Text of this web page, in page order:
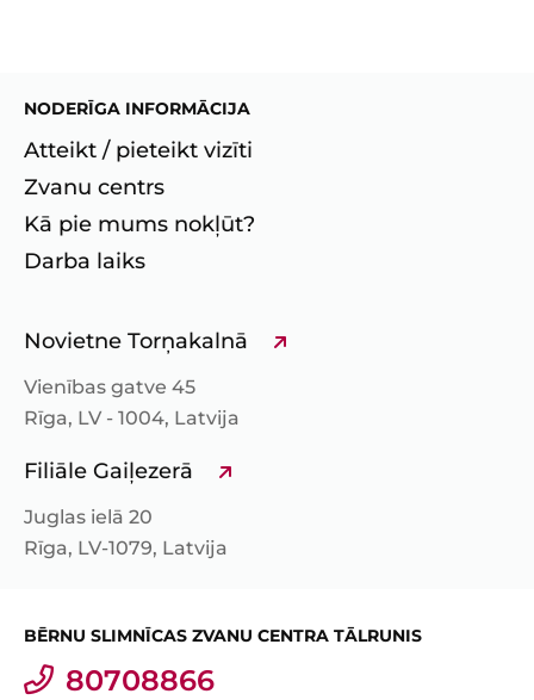
NODERĪGA INFORMĀCIJA
Atteikt / pieteikt vizīti
Zvanu centrs
Kā pie mums nokļūt?
Darba laiks
Novietne Torņakalnā
Vienības gatve 45
Rīga, LV - 1004, Latvija
Filiāle Gaiļezerā
Juglas ielā 20
Rīga, LV-1079, Latvija
BĒRNU SLIMNĪCAS ZVANU CENTRA TĀLRUNIS
80708866